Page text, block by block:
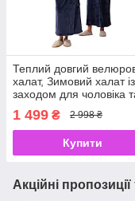
Теплий довгий
халат, Зимовий халат із
заходом для чоловіка
1 499 ₴ 2 998 ₴
Купити
Акційні